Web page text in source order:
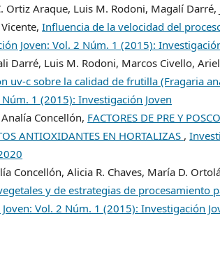
Ortiz Araque, Luis M. Rodoni, Magalí Darré,
Vicente,Influencia de la velocidad del
Joven: Vol. 2 Núm. 1 (2015):
Darré, Luis M. Rodoni, Marcos Civello,
uv-c sobre la calidad de frutilla (Fragaria
1 (2015): Investigación Joven
Concellón, FACTORES DE PRE Y
ANTIOXIDANTES EN HORTALIZAS ,
Concellón, Alicia R. Chaves, María D.
y de estrategias de procesamiento
Vol. 2 Núm. 1 (2015): Investigación